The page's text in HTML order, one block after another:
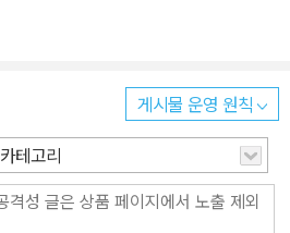
게시물 운영 원칙
카테고리